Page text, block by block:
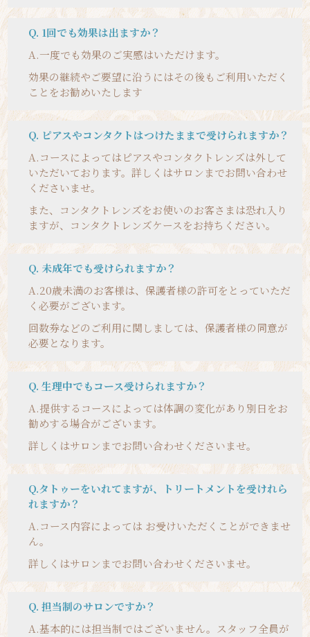
Q. 1回でも効果は出ますか？
A.一度でも効果のご実感はいただけます。
効果の継続やご要望に沿うにはその後もご利用いただく
ことをお勧めいたします
Q. ピアスやコンタクトはつけたままで受けられますか？
A.コースによってはピアスやコンタクトレンズは外して
いただいております。詳しくはサロンまでお問い合わせ
くださいませ。
また、コンタクトレンズをお使いのお客さまは恐れ入り
ますが、コンタクトレンズケースをお持ちください。
Q. 未成年でも受けられますか？
A.20歳未満のお客様は、保護者様の許可をとっていただ
く必要がございます。
回数券などのご利用に関しましては、保護者様の同意が
必要となります。
Q. 生理中でもコース受けられますか？
A.提供するコースによっては体調の変化があり別日をお
勧めする場合がございます。
詳しくはサロンまでお問い合わせくださいませ。
Q.タトゥーをいれてますが、トリートメントを受けれら
れますか？
A.コース内容によっては お受けいただくことができませ
ん。
詳しくはサロンまでお問い合わせくださいませ。
Q. 担当制のサロンですか？
A.基本的には担当制ではございません。スタッフ全員が